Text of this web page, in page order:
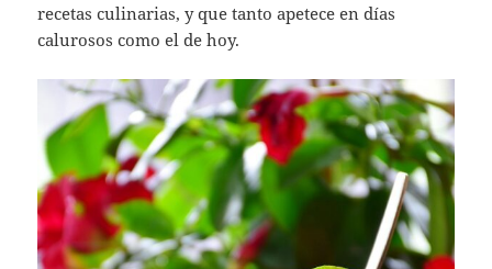
recetas culinarias, y que tanto apetece en días
calurosos como el de hoy.